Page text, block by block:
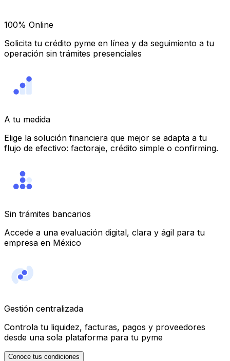
100% Online
Solicita tu crédito pyme en línea y da seguimiento a tu
operación sin trámites presenciales
A tu medida
Elige la solución financiera que mejor se adapta a tu
flujo de efectivo: factoraje, crédito simple o confirming.
Sin trámites bancarios
Accede a una evaluación digital, clara y ágil para tu
empresa en México
Gestión centralizada
Controla tu liquidez, facturas, pagos y proveedores
desde una sola plataforma para tu pyme
Conoce tus condiciones